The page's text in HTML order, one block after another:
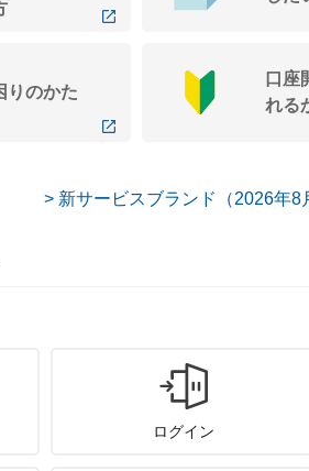
りのかた
口座
れる
> 新サービスブランド（2026年
ログイン